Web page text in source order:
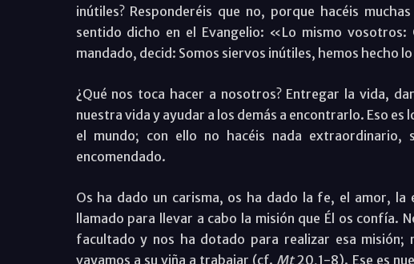
inútiles? Responderéis que no, porque hacéis
sentido dicho en el Evangelio: «Lo mismo
mandado, decid: Somos siervos inútiles, hemos hecho
¿Qué nos toca hacer a nosotros? Entregar la vida,
nuestra vida y ayudar a los demás a encontrarlo. Eso es
el mundo; con ello no hacéis nada extraordinario,
encomendado.
Os ha dado un carisma, os ha dado la fe, el amor, la
llamado para llevar a cabo la misión que Él os confía.
facultado y nos ha dotado para realizar esa misión;
vayamos a su viña a trabajar (cf. Mt20,1-8). Ese es